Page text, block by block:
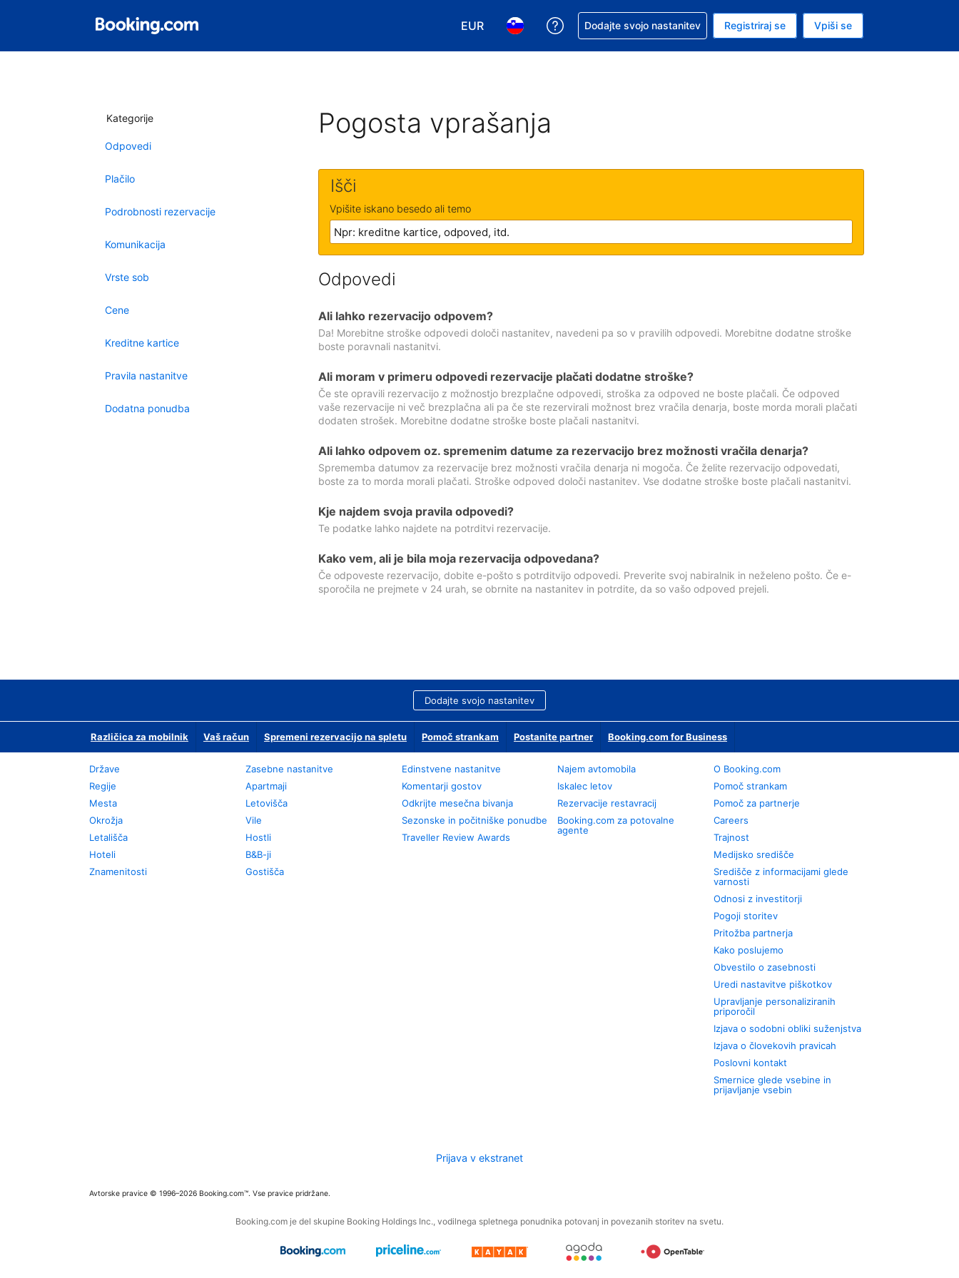
EUR
Izbira valute. Vaša trenutna valuta je evro
Izbira jezika. Vaš trenutni jezik je Slovenščini
Zaprosite za pomoč pri rezervaciji
Dodajte svojo nastanitev Registriraj se Vpiši se
Kategorije
Odpovedi
Plačilo
Podrobnosti rezervacije
Komunikacija
Vrste sob
Cene
Kreditne kartice
Pravila nastanitve
Dodatna ponudba
Pogosta vprašanja
Išči
Vpišite iskano besedo ali temo
Odpovedi
Ali lahko rezervacijo odpovem?
Da! Morebitne stroške odpovedi določi nastanitev, navedeni pa so v pravilih odpovedi. Morebitne dodatne stroške
boste poravnali nastanitvi.
Ali moram v primeru odpovedi rezervacije plačati dodatne stroške?
Če ste opravili rezervacijo z možnostjo brezplačne odpovedi, stroška za odpoved ne boste plačali. Če odpoved
vaše rezervacije ni več brezplačna ali pa če ste rezervirali možnost brez vračila denarja, boste morda morali plačati
dodaten strošek. Morebitne dodatne stroške boste plačali nastanitvi.
Ali lahko odpovem oz. spremenim datume za rezervacijo brez možnosti vračila denarja?
Sprememba datumov za rezervacije brez možnosti vračila denarja ni mogoča. Če želite rezervacijo odpovedati,
boste za to morda morali plačati. Stroške odpoved določi nastanitev. Vse dodatne stroške boste plačali nastanitvi.
Kje najdem svoja pravila odpovedi?
Te podatke lahko najdete na potrditvi rezervacije.
Kako vem, ali je bila moja rezervacija odpovedana?
Če odpoveste rezervacijo, dobite e-pošto s potrditvijo odpovedi. Preverite svoj nabiralnik in neželeno pošto. Če e-
sporočila ne prejmete v 24 urah, se obrnite na nastanitev in potrdite, da so vašo odpoved prejeli.
Dodajte svojo nastanitev
Različica za mobilnik Vaš račun Spremeni rezervacijo na spletu Pomoč strankam Postanite partner Booking.com for Business
Države
Regije
Mesta
Okrožja
Letališča
Hoteli
Znamenitosti
Zasebne nastanitve
Apartmaji
Letovišča
Vile
Hostli
B&B-ji
Gostišča
Edinstvene nastanitve
Komentarji gostov
Odkrijte mesečna bivanja
Sezonske in počitniške ponudbe
Traveller Review Awards
Najem avtomobila
Iskalec letov
Rezervacije restavracij
Booking.com za potovalne
agente
O Booking.com
Pomoč strankam
Pomoč za partnerje
Careers
Trajnost
Medijsko središče
Središče z informacijami glede
varnosti
Odnosi z investitorji
Pogoji storitev
Pritožba partnerja
Kako poslujemo
Obvestilo o zasebnosti
Uredi nastavitve piškotkov
Upravljanje personaliziranih
priporočil
Izjava o sodobni obliki suženjstva
Izjava o človekovih pravicah
Poslovni kontakt
Smernice glede vsebine in
prijavljanje vsebin
Prijava v ekstranet
Avtorske pravice © 1996–2026 Booking.com™. Vse pravice pridržane.
Booking.com je del skupine Booking Holdings Inc., vodilnega spletnega ponudnika potovanj in povezanih storitev na svetu.